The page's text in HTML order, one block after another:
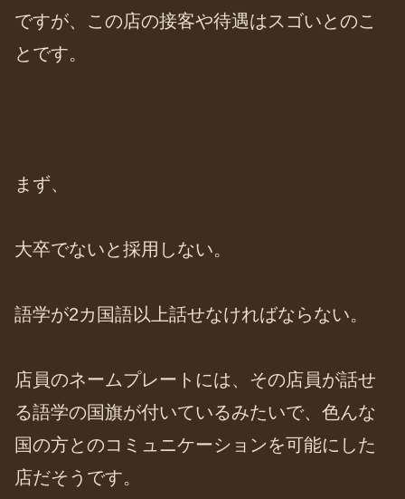
ですが、この店の接客や待遇はスゴいとのこ
とです。
まず、
大卒でないと採用しない。
語学が2カ国語以上話せなければならない。
店員のネームプレートには、その店員が話せ
る語学の国旗が付いているみたいで、色んな
国の方とのコミュニケーションを可能にした
店だそうです。